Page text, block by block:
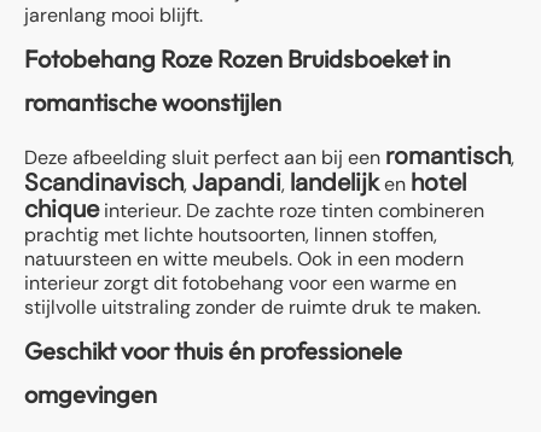
jarenlang mooi blijft.
Fotobehang Roze Rozen Bruidsboeket in
romantische woonstijlen
Deze afbeelding sluit perfect aan bij een romantisch,
Scandinavisch,Japandi, landelijken hotel
chiqueinterieur. De zachte roze tinten combineren
prachtig met lichte houtsoorten, linnen stoffen,
natuursteen en witte meubels. Ook in een modern
interieur zorgt dit fotobehang voor een warme en
stijlvolle uitstraling zonder de ruimte druk te maken.
Geschikt voor thuis én professionele
omgevingen